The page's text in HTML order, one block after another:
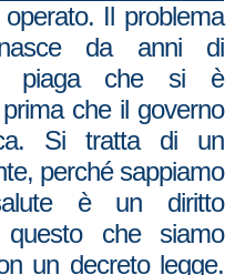
Il problema
da anni di
piaga che si è
che il governo
Si tratta di un
perché sappiamo
è un diritto
che siamo
un decreto legge.